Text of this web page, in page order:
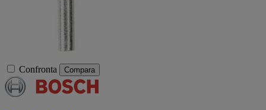
Confronta Compara